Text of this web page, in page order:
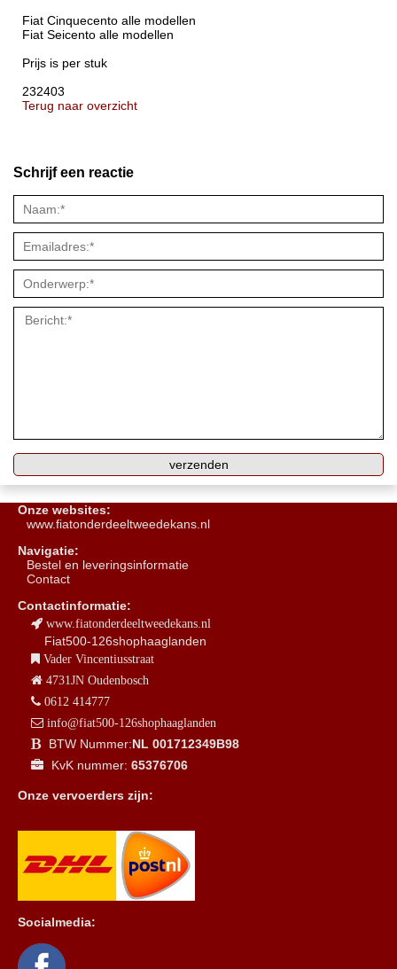
Fiat Cinquecento alle modellen
Fiat Seicento alle modellen
Prijs is per stuk
232403
Terug naar overzicht
Schrijf een reactie
Onze websites:
www.fiatonderdeeltweedekans.nl
Navigatie:
Bestel en leveringsinformatie
Contact
Contactinformatie:
www.fiatonderdeeltweedekans.nl
Fiat500-126shophaaglanden
Vader Vincentiusstraat
4731JN Oudenbosch
0612 414777
info@fiat500-126shophaaglanden
BTW Nummer:NL 001712349B98
KvK nummer: 65376706
Onze vervoerders zijn:
Socialmedia: